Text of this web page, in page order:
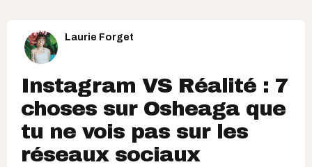
Laurie Forget
Instagram VS Réalité : 7
choses sur Osheaga que
tu ne vois pas sur les
réseaux sociaux